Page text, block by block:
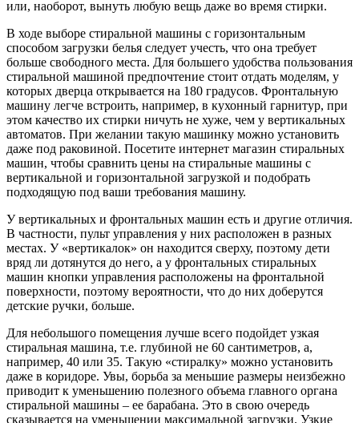
или, наоборот, вынуть любую вещь даже во время стирки.
В ходе выборе стиральной машины с горизонтальным
способом загрузки белья следует учесть, что она требует
больше свободного места. Для большего удобства пользования
стиральной машиной предпочтение стоит отдать моделям, у
которых дверца открывается на 180 градусов. Фронтальную
машину легче встроить, например, в кухонный гарнитур, при
этом качество их стирки ничуть не хуже, чем у вертикальных
автоматов. При желании такую машинку можно установить
даже под раковиной. Посетите интернет магазин стиральных
машин, чтобы сравнить цены на стиральные машины с
вертикальной и горизонтальной загрузкой и подобрать
подходящую под ваши требования машину.
У вертикальных и фронтальных машин есть и другие отличия.
В частности, пульт управления у них расположен в разных
местах. У «вертикалок» он находится сверху, поэтому дети
вряд ли дотянутся до него, а у фронтальных стиральных
машин кнопки управления расположены на фронтальной
поверхности, поэтому вероятности, что до них доберутся
детские ручки, больше.
Для небольшого помещения лучше всего подойдет узкая
стиральная машина, т.е. глубиной не 60 сантиметров, а,
например, 40 или 35. Такую «стиралку» можно установить
даже в коридоре. Увы, борьба за меньшие размеры неизбежно
приводит к уменьшению полезного объема главного органа
стиральной машины – ее барабана. Это в свою очередь
сказывается на уменьшении максимальной загрузки. Узкие